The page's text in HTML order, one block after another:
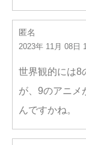
匿名
2023年 11月 08日
世界観的には8
が、9のアニメ
んですかね。